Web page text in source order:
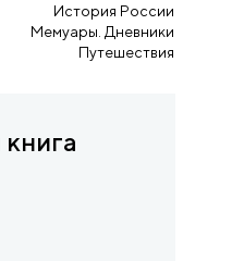
История России
Мемуары. Дневники
Путешествия